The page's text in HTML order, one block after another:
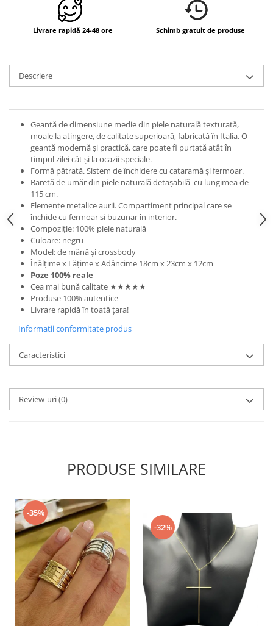
Livrare rapidă 24-48 ore Schimb gratuit de produse
Descriere
Geantă de dimensiune medie din piele naturală texturată,
moale la atingere, de calitate superioară, fabricată în Italia. O
geantă modernă și practică, care poate fi purtată atât în
timpul zilei cât și la ocazii speciale.
Formă pătrată. Sistem de închidere cu cataramă și fermoar.
Baretă de umăr din piele naturală detașabilă cu lungimea de
115 cm.
Elemente metalice aurii. Compartiment principal care se
închide cu fermoar si buzunar în interior.
Compoziție: 100% piele naturală
Culoare: negru
Model: de mână și crossbody
Înălțime x Lățime x Adâncime 18cm x 23cm x 12cm
Poze 100% reale
Cea mai bună calitate ★★★★★
Produse 100% autentice
Livrare rapidă în toată țara!
Informatii conformitate produs
Caracteristici
Review-uri(0)
PRODUSE SIMILARE
-35%
-32%